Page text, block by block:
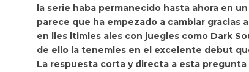
la serie haba permanecido hasta ahora en
parece que ha empezado a cambiar gracias
en lles ltimles ales con juegles como Dark
de ello la tenemles en el excelente debut
La respuesta corta y directa a esta pregunta